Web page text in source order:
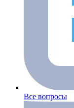
Все вопросы